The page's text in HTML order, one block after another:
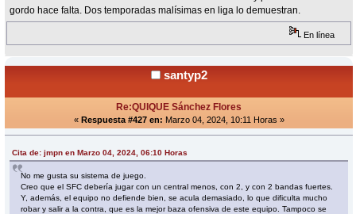
gordo hace falta. Dos temporadas malísimas en liga lo demuestran.
En línea
santyp2
Re:QUIQUE Sánchez Flores
« Respuesta #427 en: Marzo 04, 2024, 10:11 Horas »
Cita de: jmpn en Marzo 04, 2024, 06:10 Horas
No me gusta su sistema de juego.
Creo que el SFC debería jugar con un central menos, con 2, y con 2 bandas fuertes.
Y, además, el equipo no defiende bien, se acula demasiado, lo que dificulta mucho
robar y salir a la contra, que es la mejor baza ofensiva de este equipo. Tampoco se